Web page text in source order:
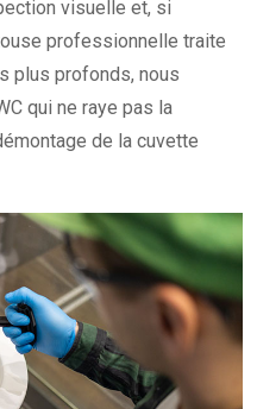
visuelle et, si
professionnelle traite
plus profonds, nous
qui ne raye pas la
de la cuvette